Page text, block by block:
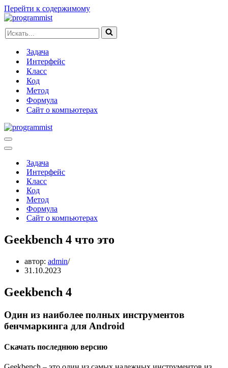
Перейти к содержимому
Искать...
Задача
Интерфейс
Класс
Код
Метод
Формула
Сайт о компьютерах
Меню
навигации
Меню
навигацииЗадача
Интерфейс
Класс
Код
Метод
Формула
Сайт о компьютерах
Geekbench 4 что это
автор: admin
31.10.2023
Geekbench 4
Один из наиболее полных инструментов
бенчмаркинга для Android
Скачать последнюю версию